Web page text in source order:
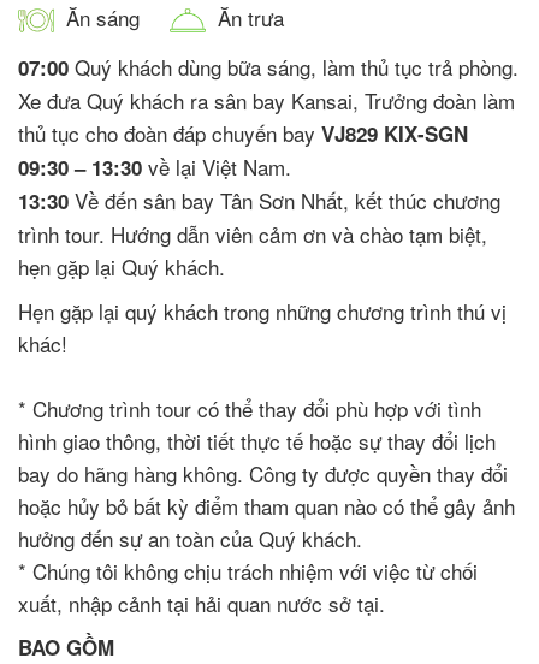
Ăn sáng Ăn trưa
07:00 Quý khách dùng bữa sáng, làm thủ tục trả phòng.
Xe đưa Quý khách ra sân bay Kansai, Trưởng đoàn làm
thủ tục cho đoàn đáp chuyến bay VJ829 KIX-SGN
09:30 – 13:30 về lại Việt Nam.
13:30 Về đến sân bay Tân Sơn Nhất, kết thúc chương
trình tour. Hướng dẫn viên cảm ơn và chào tạm biệt,
hẹn gặp lại Quý khách.
Hẹn gặp lại quý khách trong những chương trình thú vị
khác!
* Chương trình tour có thể thay đổi phù hợp với tình
hình giao thông, thời tiết thực tế hoặc sự thay đổi lịch
bay do hãng hàng không. Công ty được quyền thay đổi
hoặc hủy bỏ bất kỳ điểm tham quan nào có thể gây ảnh
hưởng đến sự an toàn của Quý khách.
* Chúng tôi không chịu trách nhiệm với việc từ chối
xuất, nhập cảnh tại hải quan nước sở tại.
BAO GỒM